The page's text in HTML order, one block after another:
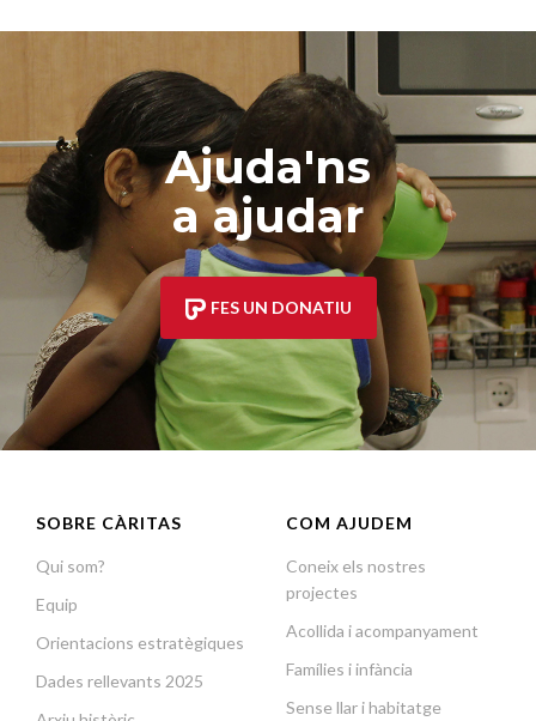
Ajuda'ns
a ajudar
FES UN DONATIU
SOBRE CÀRITAS
Qui som?
Equip
Orientacions estratègiques
Dades rellevants 2025
COM AJUDEM
Coneix els nostres
projectes
Acollida i acompanyament
Famílies i infància
Sense llar i habitatge